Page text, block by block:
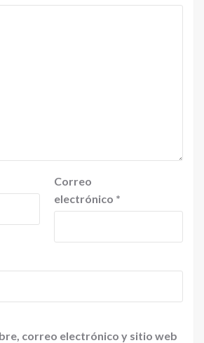
Correo
electrónico *
correo electrónico y sitio web